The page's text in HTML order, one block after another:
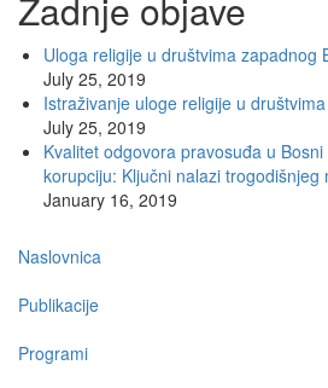
Uloga religije u društvima zapadnog
July 25, 2019
Istraživanje uloge religije u
July 25, 2019
Kvalitet odgovora pravosuđa u
korupciju: Ključni nalazi trogodišnjeg
January 16, 2019
Main
navigation
Naslovnica
Publikacije
Programi